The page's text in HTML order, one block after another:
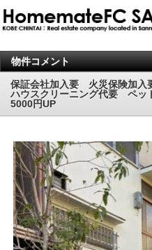
物件コメント
保証会社加入要 火災保険加
ハウスクリーニング代要 ペッ
5000円UP